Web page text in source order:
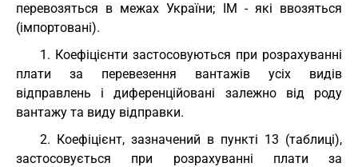
перевозяться в межах України; ІМ - які ввозяться
(імпортовані).
1. Коефіцієнти застосовуються при розрахуванні
плати за перевезення вантажів усіх видів
відправлень і диференційовані залежно від роду
вантажу та виду відправки.
2. Коефіцієнт, зазначений в пункті 13 (таблиці),
застосовується при розрахуванні плати за